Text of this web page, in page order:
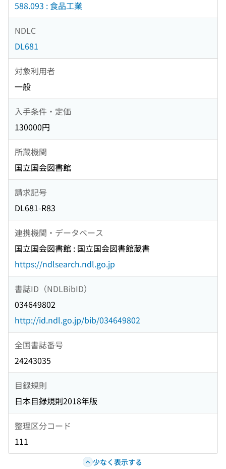
588.093 : 食品工業
NDLC
DL681
対象利用者
一般
入手条件・定価
130000円
所蔵機関
国立国会図書館
請求記号
DL681-R83
連携機関・データベース
国立国会図書館 : 国立国会図書館蔵書
https://ndlsearch.ndl.go.jp
書誌ID（NDLBibID）
034649802
http://id.ndl.go.jp/bib/034649802
全国書誌番号
24243035
目録規則
日本目録規則2018年版
整理区分コード
111
少なく表示する